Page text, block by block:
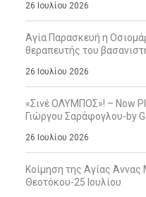
26 Ιουλίου 2026
Αγία Παρασκευή η
θεραπευτής του
26 Ιουλίου 2026
«Σινέ ΟΛΥΜΠΟΣ»! – Now
Γιώργου Σαράφογλου-by
26 Ιουλίου 2026
Κοίμηση της Αγίας
Θεοτόκου-25 Ιουλίου